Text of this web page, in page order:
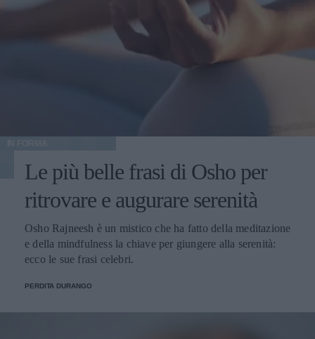
Le più belle frasi di Osho per
ritrovare e augurare serenità
Osho Rajneesh è un mistico che ha fatto della meditazione
e della mindfulness la chiave per giungere alla serenità:
ecco le sue frasi celebri.
PERDITA DURANGO